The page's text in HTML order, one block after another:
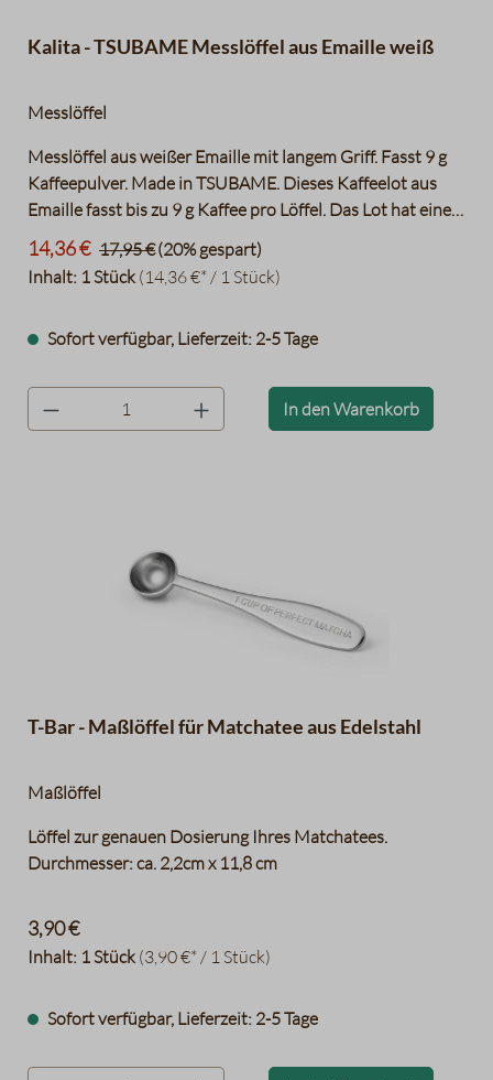
Kalita - TSUBAME Messlöffel aus Emaille weiß
Messlöffel
Messlöffel aus weißer Emaille mit langem Griff. Fasst 9 g
Kaffeepulver. Made in TSUBAME. Dieses Kaffeelot aus
Emaille fasst bis zu 9 g Kaffee pro Löffel. Das Lot hat einen
langen Griff mit einem Loch am Ende. Das erlaubt es einen
Schlüsselanhänger oder Karabiner daran zu befestigen
und so den Kaffeeportionierer beispielsweise an der
der Präfektur Nagasaki, welche bekannt ist für seine hoch
Tsubame“ steht für Qualität.
Inhalt: 1 Stück (14,36 €* / 1 Stück)
14,36 € 17,95 €(20% gespart)
Sofort verfügbar, Lieferzeit: 2-5 Tage
product.quantityLabel In den Warenkorb
T-Bar - Maßlöffel für Matchatee aus Edelstahl
Maßlöffel
Löffel zur genauen Dosierung Ihres Matchatees.
Durchmesser: ca. 2,2cm x 11,8 cm
Inhalt: 1 Stück (3,90 €* / 1 Stück)
3,90 €
Sofort verfügbar, Lieferzeit: 2-5 Tage